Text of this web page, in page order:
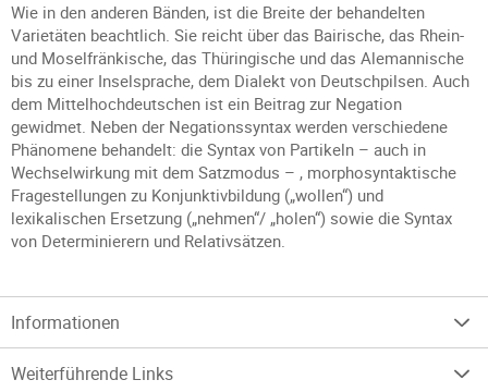
Wie in den anderen Bänden, ist die Breite der behandelten
Varietäten beachtlich. Sie reicht über das Bairische, das Rhein-
und Moselfränkische, das Thüringische und das Alemannische
bis zu einer Inselsprache, dem Dialekt von Deutschpilsen. Auch
dem Mittelhochdeutschen ist ein Beitrag zur Negation
gewidmet. Neben der Negationssyntax werden verschiedene
Phänomene behandelt: die Syntax von Partikeln – auch in
Wechselwirkung mit dem Satzmodus – , morphosyntaktische
Fragestellungen zu Konjunktivbildung („wollen“) und
lexikalischen Ersetzung („nehmen“/ „holen“) sowie die Syntax
von Determinierern und Relativsätzen.
Informationen
Weiterführende Links